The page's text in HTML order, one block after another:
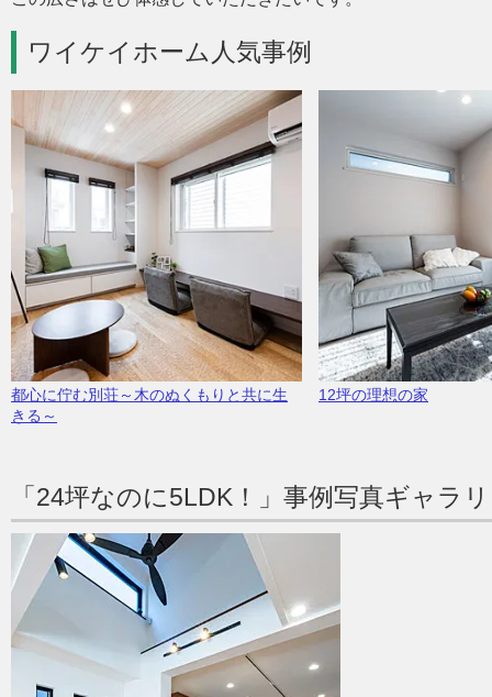
ワイケイホーム人気事例
都心に佇む別荘～木のぬくもりと共に生
きる～
12坪の理想の家
「24坪なのに5LDK！」事例写真ギャラ